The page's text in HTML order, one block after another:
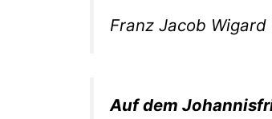
Franz Jacob
Auf dem